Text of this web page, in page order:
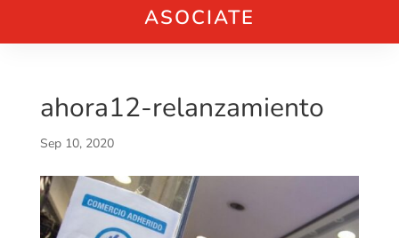
ASOCIATE
ahora12-relanzamiento
Sep 10, 2020